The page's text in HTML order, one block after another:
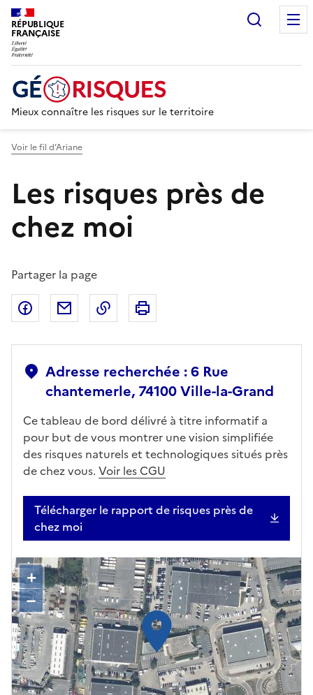
RÉPUBLIQUE
FRANÇAISE
Mieux connaître les risques sur le territoire
Voir le fil d’Ariane
Les risques près de
chez moi
Partager la page
Partager sur Facebook
Partager par emailCopier dans le presse-papier
Adresse recherchée : 6 Rue
chantemerle, 74100 Ville-la-Grand
Ce tableau de bord délivré à titre informatif a
pour but de vous montrer une vision simplifiée
des risques naturels et technologiques situés près
de chez vous. Voir les CGU
Télécharger le rapport de risques près de
chez moi
+
–